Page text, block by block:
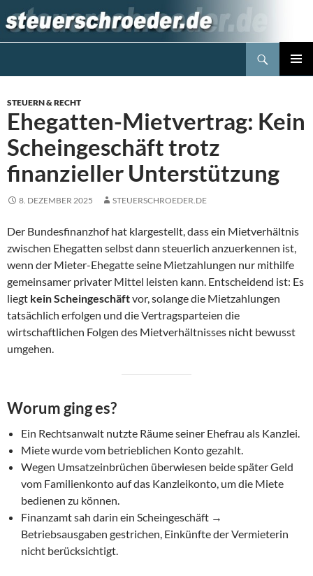
Inhalt
springen
STEUERN & RECHT
Ehegatten-Mietvertrag: Kein
Scheingeschäft trotz
finanzieller Unterstützung
8. DEZEMBER 2025 STEUERSCHROEDER.DE
Der Bundesfinanzhof hat klargestellt, dass ein Mietverhältnis
zwischen Ehegatten selbst dann steuerlich anzuerkennen ist,
wenn der Mieter-Ehegatte seine Mietzahlungen nur mithilfe
gemeinsamer privater Mittel leisten kann. Entscheidend ist: Es
liegt kein Scheingeschäftvor, solange die Mietzahlungen
tatsächlich erfolgen und die Vertragsparteien die
wirtschaftlichen Folgen des Mietverhältnisses nicht bewusst
umgehen.
Worum ging es?
Ein Rechtsanwalt nutzte Räume seiner Ehefrau als Kanzlei.
Miete wurde vom betrieblichen Konto gezahlt.
Wegen Umsatzeinbrüchen überwiesen beide später Geld
vom Familienkonto auf das Kanzleikonto, um die Miete
bedienen zu können.
Finanzamt sah darin ein Scheingeschäft →
Betriebsausgaben gestrichen, Einkünfte der Vermieterin
nicht berücksichtigt.